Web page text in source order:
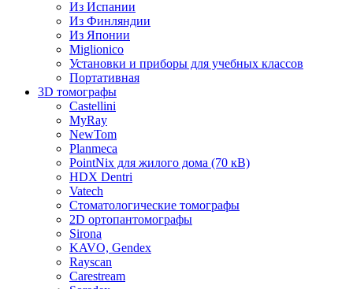
Из Испании
Из Финляндии
Из Японии
Miglionico
Установки и приборы для учебных классов
Портативная
3D томографы
Castellini
MyRay
NewTom
Planmeca
PointNix для жилого дома (70 кВ)
HDX Dentri
Vatech
Стоматологические томографы
2D ортопантомографы
Sirona
KAVO, Gendex
Rayscan
Carestream